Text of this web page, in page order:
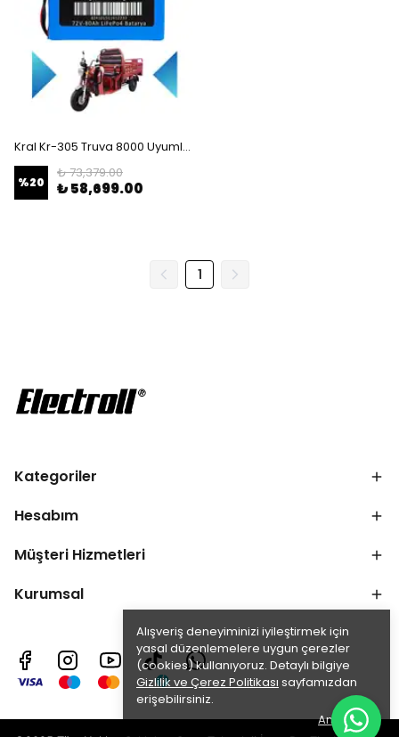
Alışveriş deneyiminizi iyileştirmek için
yasal düzenlemelere uygun çerezler
(cookies) kullanıyoruz. Detaylı bilgiye
Gizlilik ve Çerez Politikası sayfamızdan
erişebilirsiniz.
Anladım
Kral Kr-305 Truva 8000 Uyumlu Batarya (Standart Kapasite) LiFePO4 72V 80Ah Elektrikli Motorsiklet Bataryası
%20
₺ 73,379.00
₺ 58,699.00
1
Kategoriler
Hesabım
Müşteri Hizmetleri
Kurumsal